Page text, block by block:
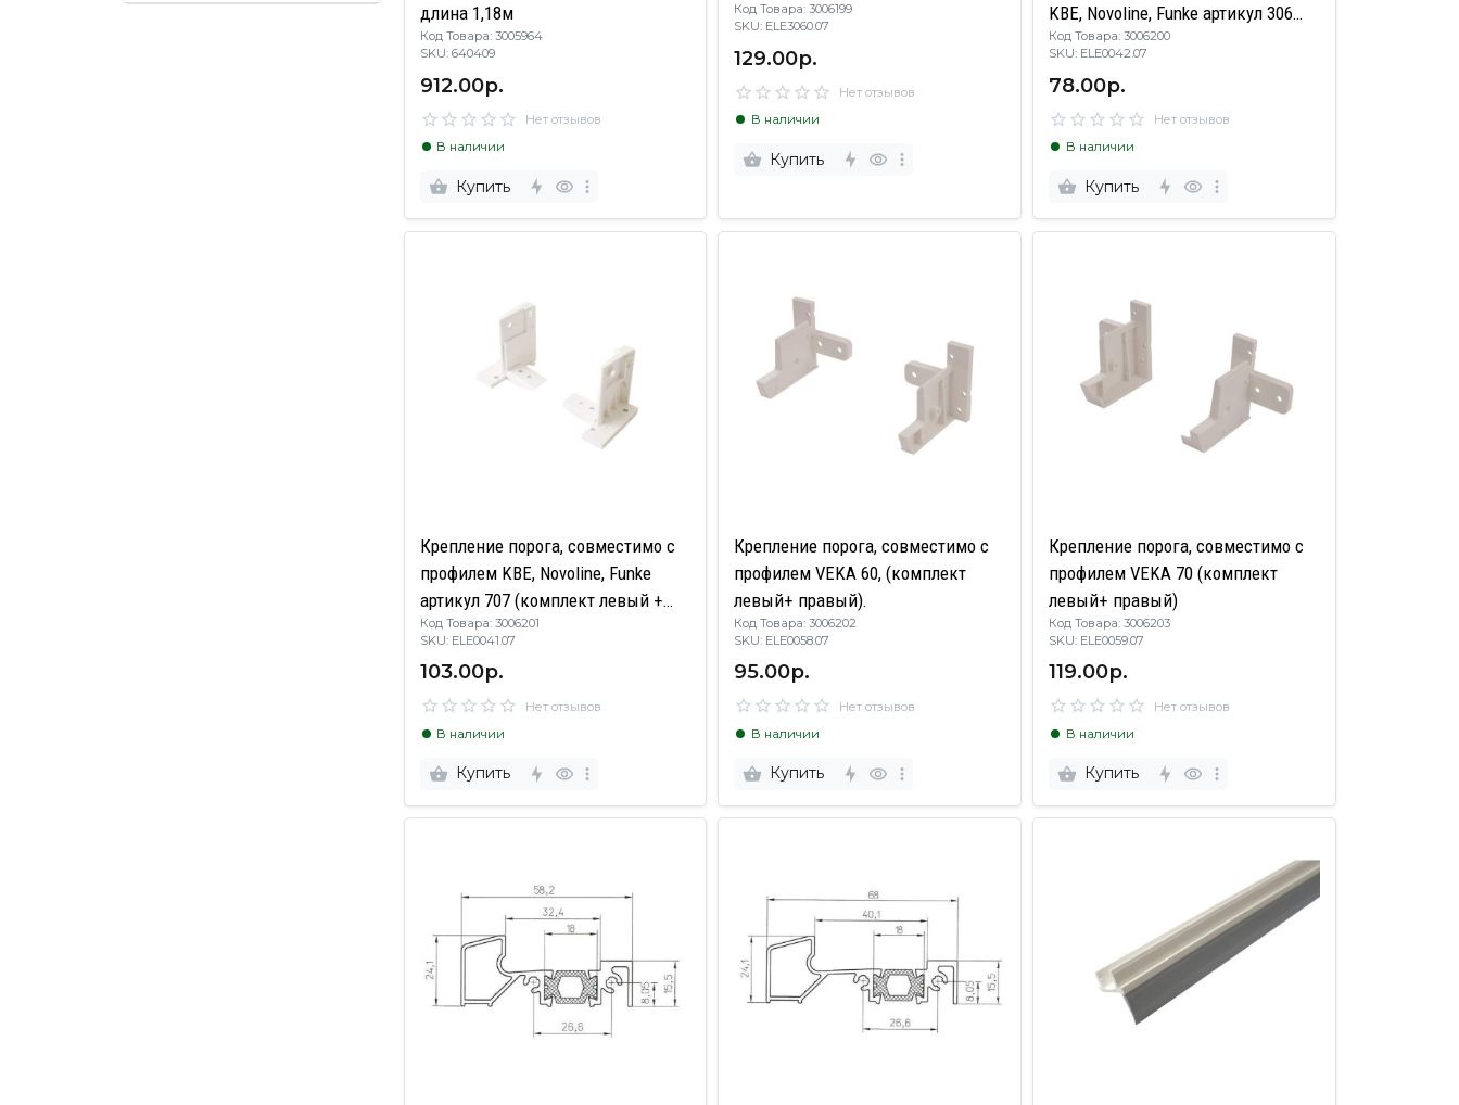
длина 1,18м
Код Товара: 3005964
SKU: 640409
912.00р.
Нет отзывов
В наличии
Купить
Код Товара: 3006199
SKU: ELE3060.07
129.00р.
Нет отзывов
В наличии
Купить
KBE, Novoline, Funke артикул 306
(комплект левый + правый)
Код Товара: 3006200
SKU: ELE0042.07
78.00р.
Нет отзывов
В наличии
Купить
Крепление порога, совместимо с
профилем KBE, Novoline, Funke
артикул 707 (комплект левый +
правый)
Код Товара: 3006201
SKU: ELE0041.07
103.00р.
Нет отзывов
В наличии
Купить
Крепление порога, совместимо с
профилем VEKA 60, (комплект
левый+ правый).
Код Товара: 3006202
SKU: ELE0058.07
95.00р.
Нет отзывов
В наличии
Купить
Крепление порога, совместимо с
профилем VEKA 70 (комплект
левый+ правый)
Код Товара: 3006203
SKU: ELE0059.07
119.00р.
Нет отзывов
В наличии
Купить